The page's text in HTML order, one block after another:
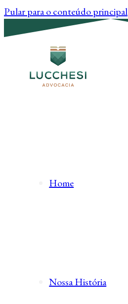
Pular para o conteúdo principal
Home
Nossa História